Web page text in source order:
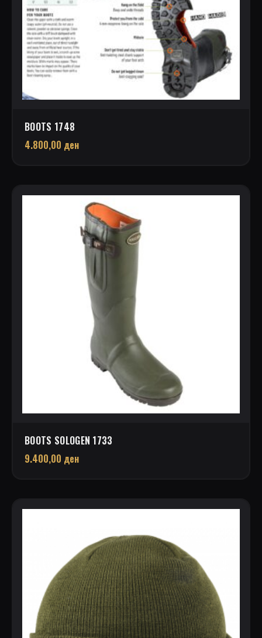
BOOTS 1748
4.800,00 ден
BOOTS SOLOGEN 1733
9.400,00 ден